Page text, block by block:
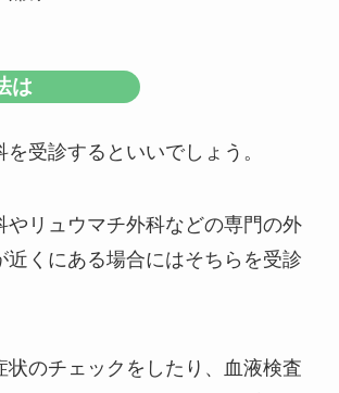
は
受診するといいでしょう。
やリュウマチ外科などの専門の外
近くにある場合にはそちらを受診
状のチェックをしたり、血液検査